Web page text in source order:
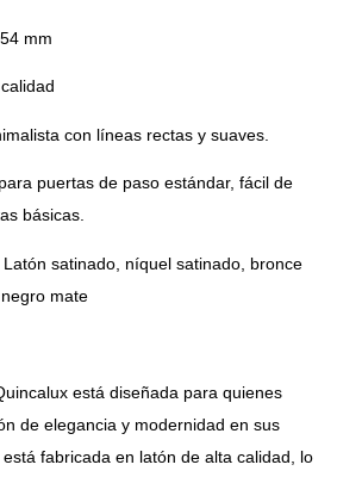
mm
con líneas rectas y suaves.
puertas de paso estándar, fácil de
básicas.
satinado, níquel satinado, bronce
mate
está diseñada para quienes
de elegancia y modernidad en sus
fabricada en latón de alta calidad, lo